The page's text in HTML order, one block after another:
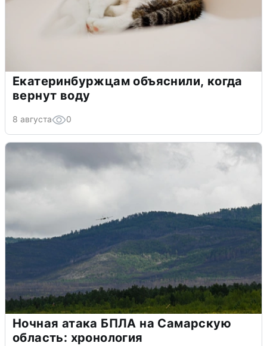
Екатеринбуржцам объяснили, когда
вернут воду
8 августа 0
Ночная атака БПЛА на Самарскую
область: хронология